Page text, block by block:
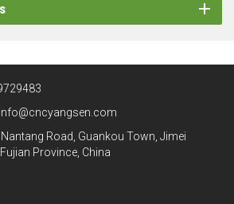
info@cncyangsen.com
Nantang Road, Guankou Town, Jimei
Province, China